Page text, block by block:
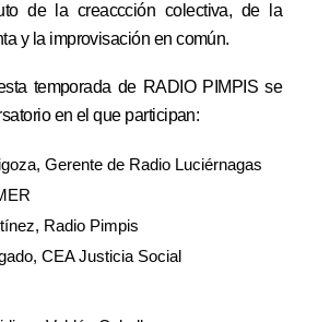
de la creaccción colectiva, de la
y la improvisación en común.
temporada de RADIO PIMPIS se
en el que participan:
Gerente de Radio Luciérnagas
Radio Pimpis
CEA Justicia Social